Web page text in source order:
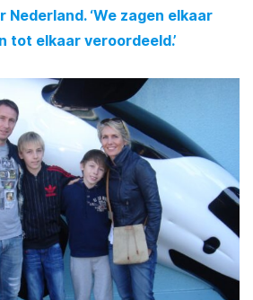
‘We zagen elkaar
tot elkaar veroordeeld.’